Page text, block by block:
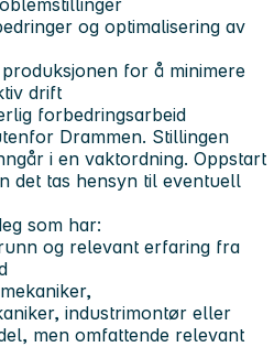
og optimalisering av
for å minimere
drift
forbedringsarbeid
Drammen. Stillingen
i en vaktordning. Oppstart
det tas hensyn til eventuell
som har:
og relevant erfaring fra
industrimontør eller
men omfattende relevant